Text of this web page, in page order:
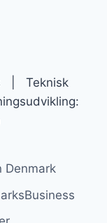
| Teknisk
Denmark